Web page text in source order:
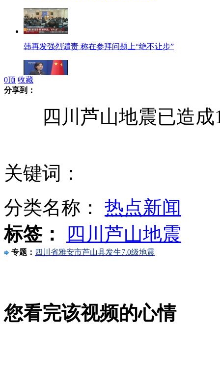
韩再发强烈谴责 称在参拜问题上“绝不让步”
美联社账户被盗致股市剧烈波动
俄第五代战机明年开始国家测试 每架造价1亿美元
美联社网络账户“被黑” 发布白宫被炸假消息
0顶 收藏
分享到：
四川芦山地震已造成
关键词：
分类名称： 热点新闻
标签：
四川芦山地震
专题： 四川省雅安市芦山县发生7.0级地震
您看完该视频的心情